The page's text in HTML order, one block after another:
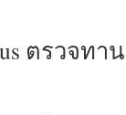
ตรวจทา